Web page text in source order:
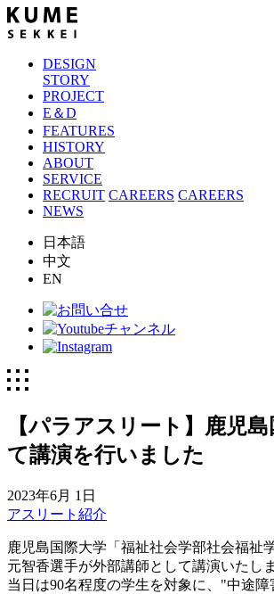
DESIGN
STORY
PROJECT
E＆D
FEATURES
HISTORY
ABOUT
SERVICE
RECRUIT CAREERS CAREERS
NEWS
日本語
中文
EN
【パラアスリート】鹿児
て講演を行いました
2023年6月 1日
アスリート紹介
鹿児島国際大学「福祉社会学部社会福祉
元智香選手が外部講師として講演いたし
当日は90名程度の学生を対象に、"中途